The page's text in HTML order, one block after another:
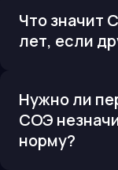
Что значит
лет, если
Нужно ли
СОЭ
норму?